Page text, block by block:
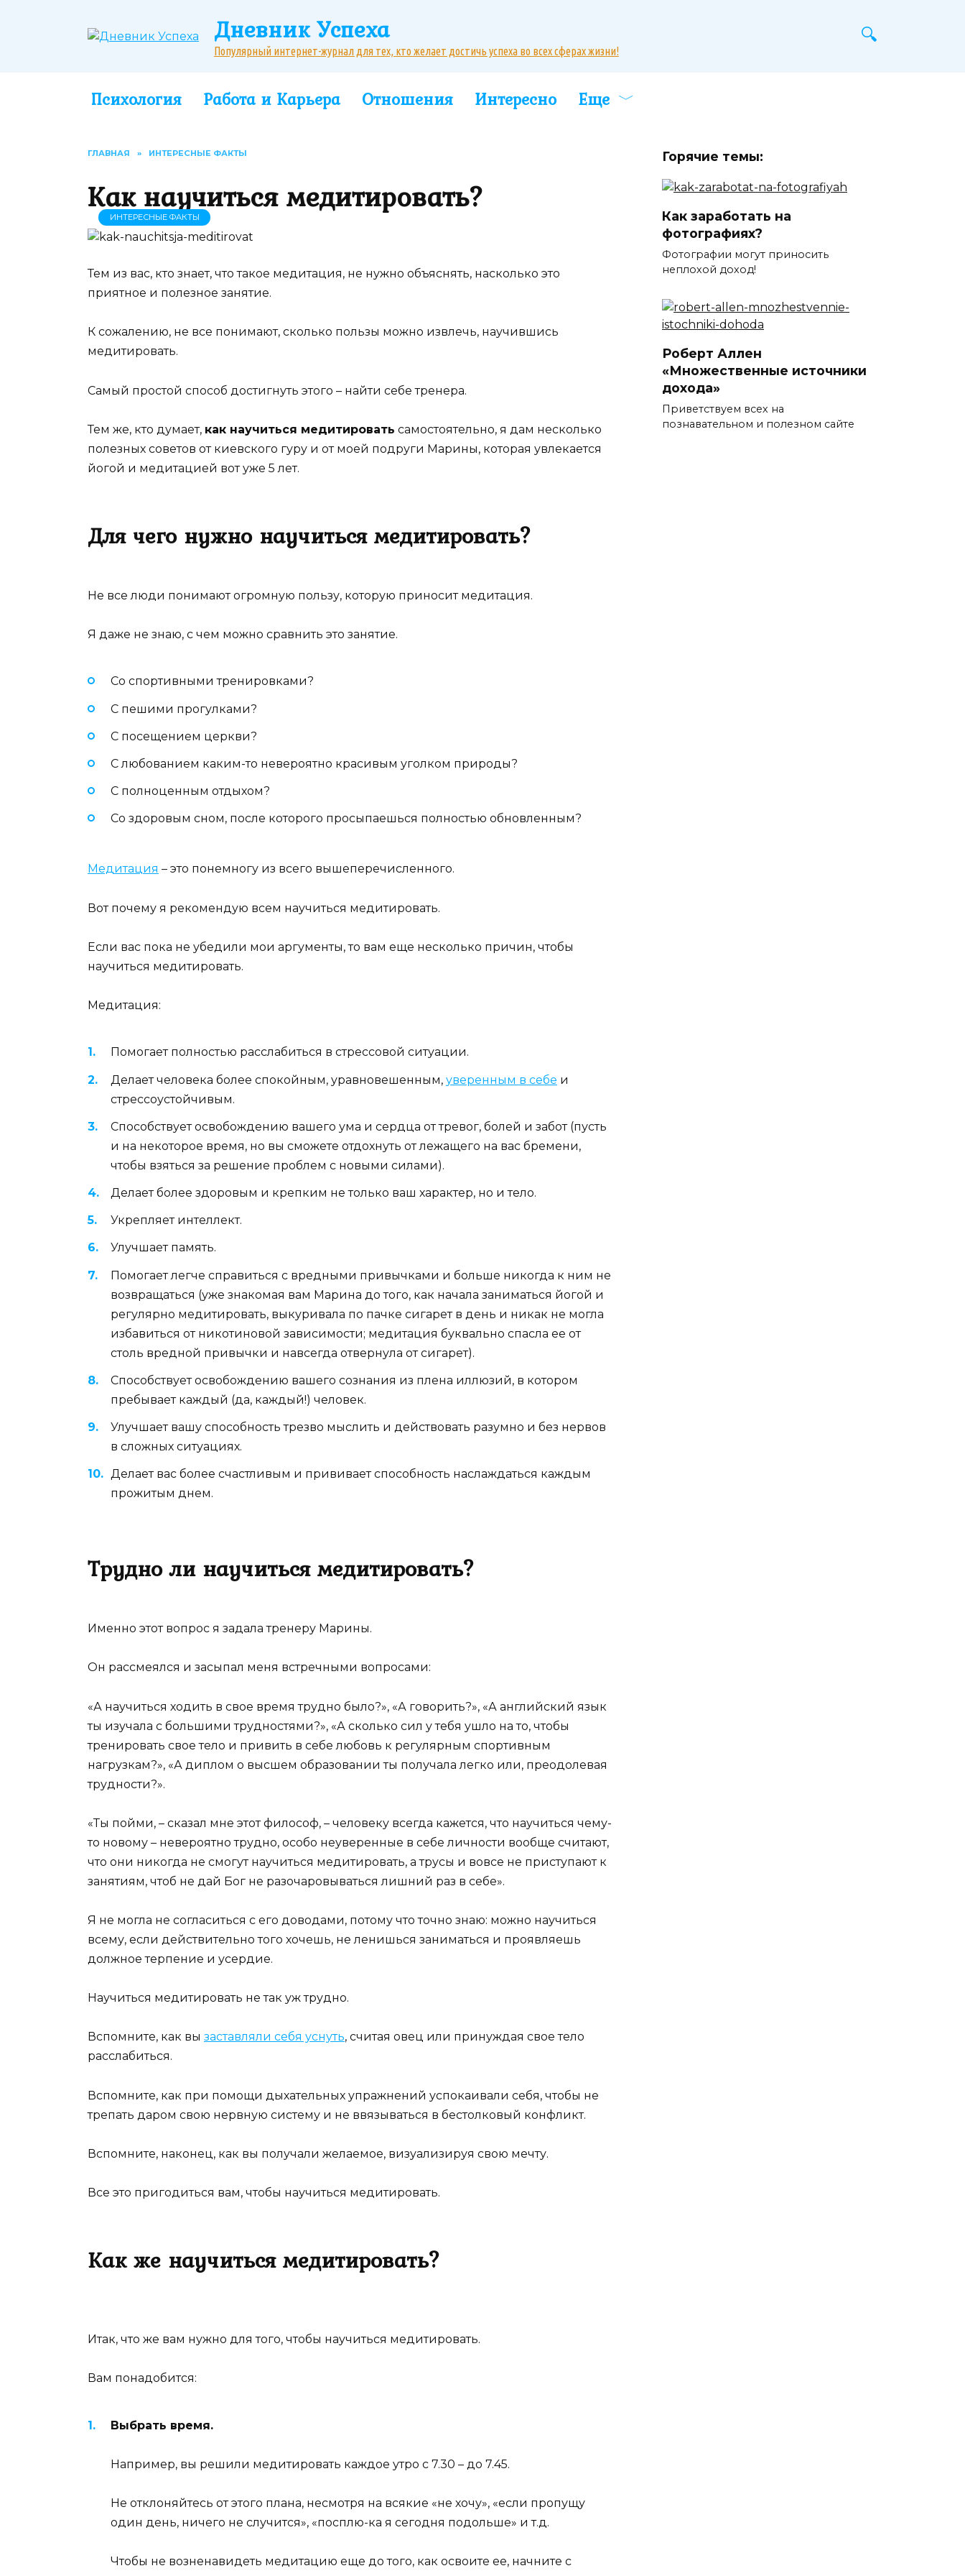
Дневник Успеха
Популярный интернет-журнал для тех, кто желает достичь успеха во всех сферах жизни!
Психология Работа и Карьера Отношения Интересно Еще
ГЛАВНАЯ » ИНТЕРЕСНЫЕ ФАКТЫ
Как научиться медитировать?
ИНТЕРЕСНЫЕ ФАКТЫ
Тем из вас, кто знает, что такое медитация, не нужно объяснять, насколько это
приятное и полезное занятие.
К сожалению, не все понимают, сколько пользы можно извлечь, научившись
медитировать.
Самый простой способ достигнуть этого – найти себе тренера.
Тем же, кто думает, как научиться медитировать самостоятельно, я дам несколько
полезных советов от киевского гуру и от моей подруги Марины, которая увлекается
йогой и медитацией вот уже 5 лет.
Для чего нужно научиться медитировать?
Не все люди понимают огромную пользу, которую приносит медитация.
Я даже не знаю, с чем можно сравнить это занятие.
Со спортивными тренировками?
С пешими прогулками?
С посещением церкви?
С любованием каким-то невероятно красивым уголком природы?
С полноценным отдыхом?
Со здоровым сном, после которого просыпаешься полностью обновленным?
Медитация – это понемногу из всего вышеперечисленного.
Вот почему я рекомендую всем научиться медитировать.
Если вас пока не убедили мои аргументы, то вам еще несколько причин, чтобы
научиться медитировать.
Медитация:
Помогает полностью расслабиться в стрессовой ситуации.
Делает человека более спокойным, уравновешенным, уверенным в себе и
стрессоустойчивым.
Способствует освобождению вашего ума и сердца от тревог, болей и забот (пусть
и на некоторое время, но вы сможете отдохнуть от лежащего на вас бремени,
чтобы взяться за решение проблем с новыми силами).
Делает более здоровым и крепким не только ваш характер, но и тело.
Укрепляет интеллект.
Улучшает память.
Помогает легче справиться с вредными привычками и больше никогда к ним не
возвращаться (уже знакомая вам Марина до того, как начала заниматься йогой и
регулярно медитировать, выкуривала по пачке сигарет в день и никак не могла
избавиться от никотиновой зависимости; медитация буквально спасла ее от
столь вредной привычки и навсегда отвернула от сигарет).
Способствует освобождению вашего сознания из плена иллюзий, в котором
пребывает каждый (да, каждый!) человек.
Улучшает вашу способность трезво мыслить и действовать разумно и без нервов
в сложных ситуациях.
Делает вас более счастливым и прививает способность наслаждаться каждым
прожитым днем.
Трудно ли научиться медитировать?
Именно этот вопрос я задала тренеру Марины.
Он рассмеялся и засыпал меня встречными вопросами:
«А научиться ходить в свое время трудно было?», «А говорить?», «А английский язык
ты изучала с большими трудностями?», «А сколько сил у тебя ушло на то, чтобы
тренировать свое тело и привить в себе любовь к регулярным спортивным
нагрузкам?», «А диплом о высшем образовании ты получала легко или, преодолевая
трудности?».
«Ты пойми, – сказал мне этот философ, – человеку всегда кажется, что научиться чему-
то новому – невероятно трудно, особо неуверенные в себе личности вообще считают,
что они никогда не смогут научиться медитировать, а трусы и вовсе не приступают к
занятиям, чтоб не дай Бог не разочаровываться лишний раз в себе».
Я не могла не согласиться с его доводами, потому что точно знаю: можно научиться
всему, если действительно того хочешь, не ленишься заниматься и проявляешь
должное терпение и усердие.
Научиться медитировать не так уж трудно.
Вспомните, как вы заставляли себя уснуть, считая овец или принуждая свое тело
расслабиться.
Вспомните, как при помощи дыхательных упражнений успокаивали себя, чтобы не
трепать даром свою нервную систему и не ввязываться в бестолковый конфликт.
Вспомните, наконец, как вы получали желаемое, визуализируя свою мечту.
Все это пригодиться вам, чтобы научиться медитировать.
Как же научиться медитировать?
Итак, что же вам нужно для того, чтобы научиться медитировать.
Вам понадобится:
Выбрать время.
Например, вы решили медитировать каждое утро с 7.30 – до 7.45.
Не отклоняйтесь от этого плана, несмотря на всякие «не хочу», «если пропущу
один день, ничего не случится», «посплю-ка я сегодня подольше» и т.д.
Чтобы не возненавидеть медитацию еще до того, как освоите ее, начните с
Горячие темы:
Как заработать на
фотографиях?
Фотографии могут приносить
неплохой доход!
Роберт Аллен
«Множественные источники
дохода»
Приветствуем всех на
познавательном и полезном сайте